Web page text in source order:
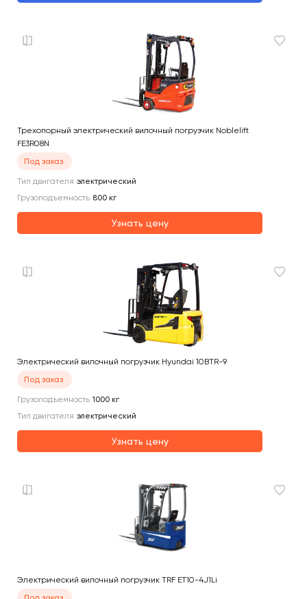
Трехопорный электрический вилочный погрузчик Noblelift
FE3R08N
Под заказ
Тип двигателя электрический
Грузоподъемность 800 кг
Узнать цену
Электрический вилочный погрузчик Hyundai 10BTR-9
Под заказ
Грузоподъемность 1000 кг
Тип двигателя электрический
Узнать цену
Электрический вилочный погрузчик TRF ET10-4J1Li